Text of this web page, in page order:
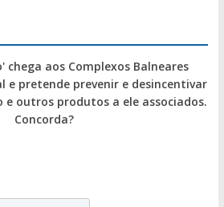
chega aos Complexos Balneares
e pretende prevenir e desincentivar
e outros produtos a ele associados.
Concorda?